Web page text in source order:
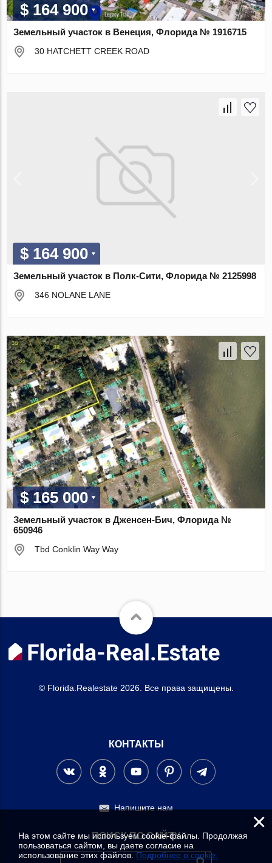
$ 164 900
Земельный участок в Венеция, Флорида № 1916715
30 HATCHETT CREEK ROAD
$ 164 900
Земельный участок в Полк-Сити, Флорида № 2125998
346 NOLANE LANE
$ 165 000
Земельный участок в Дженсен-Бич, Флорида №
650946
Tbd Conklin Way Way
© Florida.Realestate 2026. Все права защищены.
КОНТАКТЫ
Напишите нам
ПОИСК ПО САЙТУ
×
На этом сайте мы используем cookie-файлы. Продолжая
пользоваться сайтом, вы даете согласие на
использование этих файлов. Подробнее о cookie.